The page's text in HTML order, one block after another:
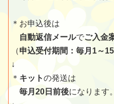
＊お申込後は
自動返信メールでご入金
（申込受付期間：毎月1～15
↓
＊ キットの発送は
毎月20日前後になります。